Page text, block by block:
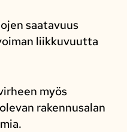
saatavuus
liikkuvuutta
myös
rakennusalan